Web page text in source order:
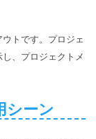
トです。プロジェ
、プロジェクトメ
シーン